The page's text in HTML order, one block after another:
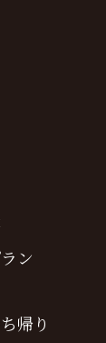
ン
帰り